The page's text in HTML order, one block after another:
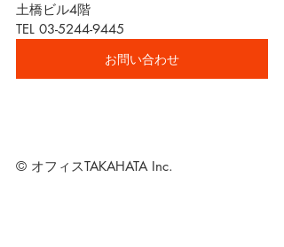
土橋ビル4階
TEL 03-5244-9445
お問い合わせ
© オフィスTAKAHATA Inc.